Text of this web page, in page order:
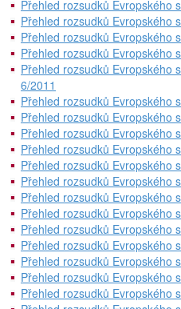
Přehled rozsudků Evropského
Přehled rozsudků Evropského
Přehled rozsudků Evropského
Přehled rozsudků Evropského
Přehled rozsudků Evropského
6/2011
Přehled rozsudků Evropského
Přehled rozsudků Evropského
Přehled rozsudků Evropského
Přehled rozsudků Evropského
Přehled rozsudků Evropského
Přehled rozsudků Evropského
Přehled rozsudků Evropského
Přehled rozsudků Evropského
Přehled rozsudků Evropského
Přehled rozsudků Evropského
Přehled rozsudků Evropského
Přehled rozsudků Evropského
Přehled rozsudků Evropského